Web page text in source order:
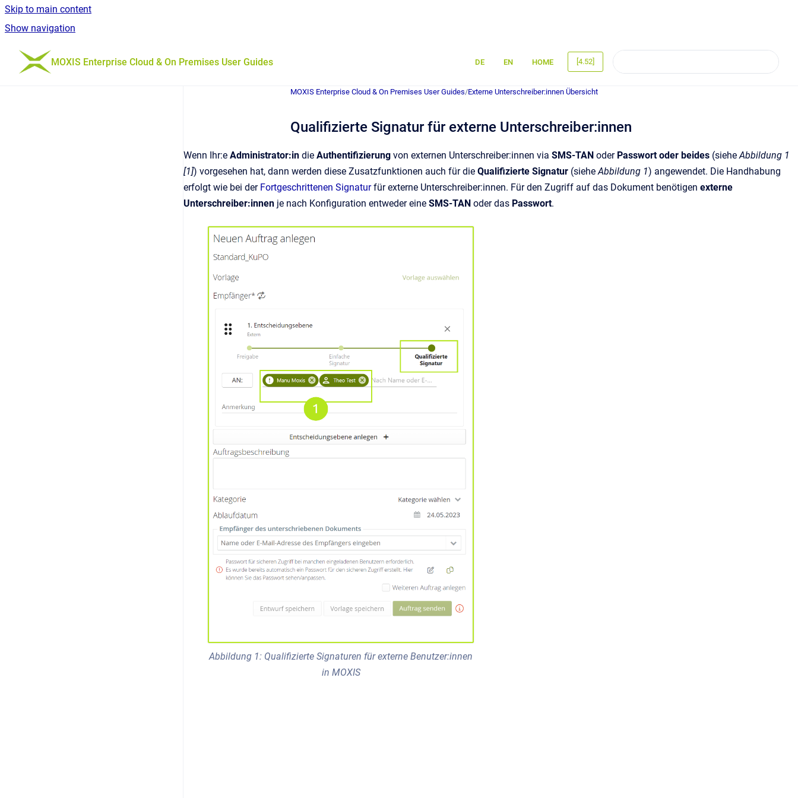
Skip to main content
Show navigation
Go to homepage
MOXIS Enterprise Cloud & On Premises User Guides DE EN HOME [4.52]
MOXIS Enterprise Cloud & On Premises User Guides/Externe Unterschreiber:innen Übersicht
Qualifizierte Signatur für externe Unterschreiber:innen
Wenn Ihr:e Administrator:in die Authentifizierung von externen Unterschreiber:innen via SMS-TAN oder Passwort oder beides (sieheAbbildung 1
[1]) vorgesehen hat, dann werden diese Zusatzfunktionen auch für die Qualifizierte Signatur (sieheAbbildung 1) angewendet. Die Handhabung
erfolgt wie bei der Fortgeschrittenen Signaturfür externe Unterschreiber:innen. Für den Zugriff auf das Dokument benötigen externe
Unterschreiber:innen je nach Konfiguration entweder eine SMS-TAN oder das Passwort.
Abbildung 1: Qualifizierte Signaturen für externe Benutzer:innen
in MOXIS